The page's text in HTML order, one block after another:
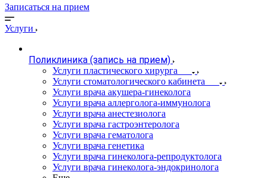
Записаться на прием
Услуги
Поликлиника (запись на прием)
Услуги пластического хирурга
Услуги стоматологического кабинета
Услуги врача акушера-гинеколога
Услуги врача аллерголога-иммунолога
Услуги врача анестезиолога
Услуги врача гастроэнтеролога
Услуги врача гематолога
Услуги врача генетика
Услуги врача гинеколога-репродуктолога
Услуги врача гинеколога-эндокринолога